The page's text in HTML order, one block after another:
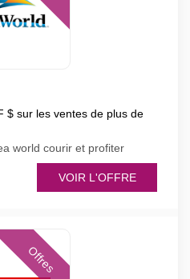
$ sur les ventes de plus de
world courir et profiter
VOIR L'OFFRE
Offres